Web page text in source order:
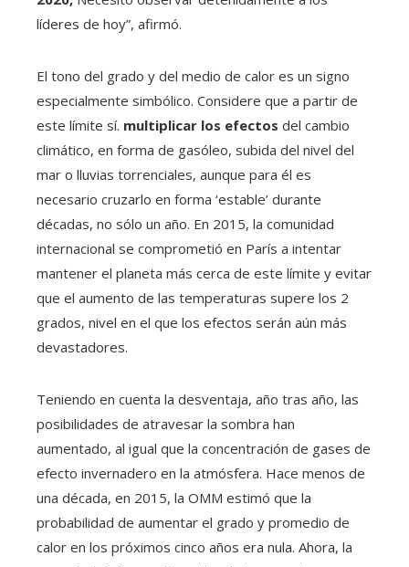
líderes de hoy”, afirmó.
El tono del grado y del medio de calor es un signo
especialmente simbólico. Considere que a partir de
este límite sí. multiplicar los efectos del cambio
climático, en forma de gasóleo, subida del nivel del
mar o lluvias torrenciales, aunque para él es
necesario cruzarlo en forma ‘estable’ durante
décadas, no sólo un año. En 2015, la comunidad
internacional se comprometió en París a intentar
mantener el planeta más cerca de este límite y evitar
que el aumento de las temperaturas supere los 2
grados, nivel en el que los efectos serán aún más
devastadores.
Teniendo en cuenta la desventaja, año tras año, las
posibilidades de atravesar la sombra han
aumentado, al igual que la concentración de gases de
efecto invernadero en la atmósfera. Hace menos de
una década, en 2015, la OMM estimó que la
probabilidad de aumentar el grado y promedio de
calor en los próximos cinco años era nula. Ahora, la